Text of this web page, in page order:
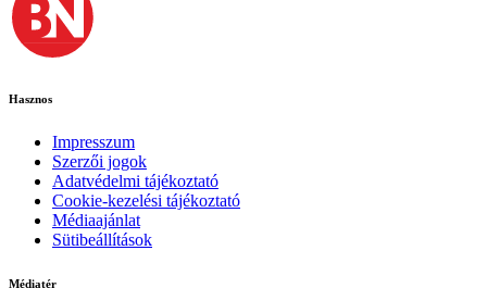
Hasznos
Impresszum
Szerzői jogok
Adatvédelmi tájékoztató
Cookie-kezelési tájékoztató
Médiaajánlat
Sütibeállítások
Médiatér